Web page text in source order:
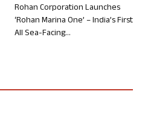
Rohan Corporation Launches
‘Rohan Marina One’ – India’s First
All Sea-Facing...